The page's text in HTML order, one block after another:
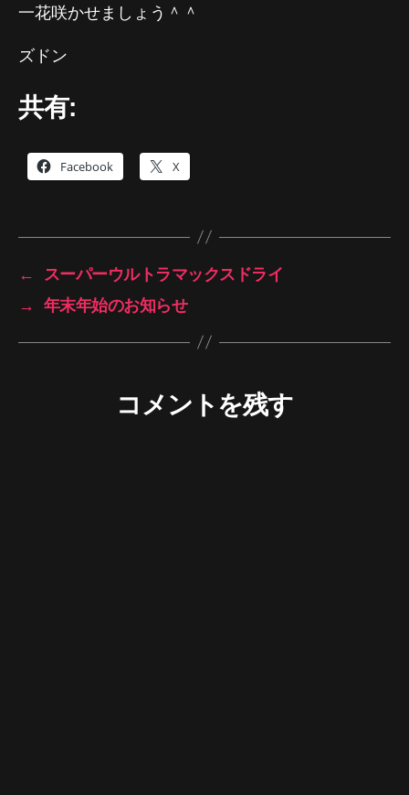
一花咲かせましょう＾＾
ズドン
共有:
Facebook X
←
スーパーウルトラマックスドライ
→
年末年始のお知らせ
コメントを残す